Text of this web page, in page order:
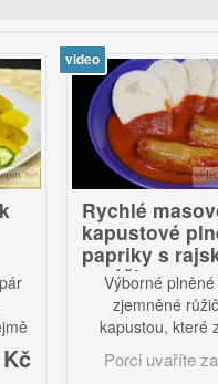
Rychlé masovo-
kapustové plněné
papriky s rajskou
omáčkou
Výborné plněné papriky
zjemněné růžičkovou
kapustou, které zvládne i
Porci uvaříte za 15 Kč